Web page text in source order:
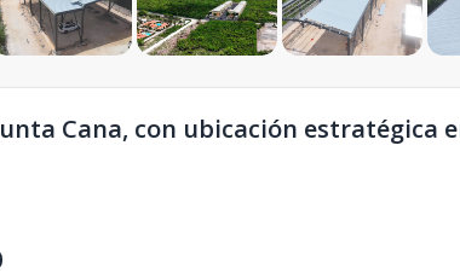
Cana, con ubicación estratégica